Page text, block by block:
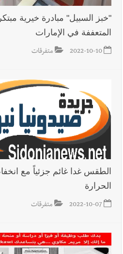
"خبز السبيل" مبادرة خيرية
المتعففة في الإمارات
2022-10-10 متفرقات
الطقس غدا غائم جزئياً مع
الحرارة
2022-10-07 متفرقات